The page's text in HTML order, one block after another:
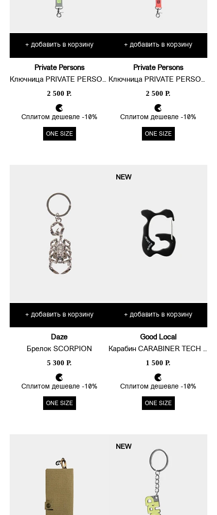
+ добавить в корзину
Private Persons
Ключница PRIVATE PERSONS x OUTLINE LANYARD
2 500 Р.
Сплитом дешевле -10%
ONE SIZE
+ добавить в корзину
Private Persons
Ключница PRIVATE PERSONS x ARMA LANYARD
2 500 Р.
Сплитом дешевле -10%
ONE SIZE
+ добавить в корзину
Daze
Брелок SCORPION
5 300 Р.
Сплитом дешевле -10%
ONE SIZE
NEW
+ добавить в корзину
Good Local
Карабин CARABINER TECH LINE
1 500 Р.
Сплитом дешевле -10%
ONE SIZE
NEW